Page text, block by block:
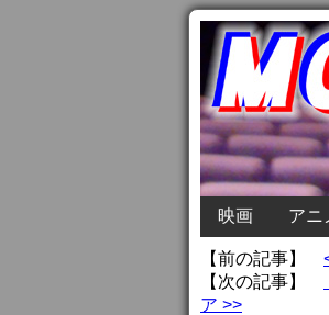
映画 アニ
【前の記事】
【次の記事】
ア >>